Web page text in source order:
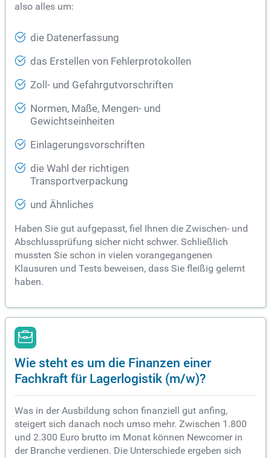
also alles um:
die Datenerfassung
das Erstellen von Fehlerprotokollen
Zoll- und Gefahrgutvorschriften
Normen, Maße, Mengen- und
Gewichtseinheiten
Einlagerungsvorschriften
die Wahl der richtigen
Transportverpackung
und Ähnliches
Haben Sie gut aufgepasst, fiel Ihnen die Zwischen- und
Abschlussprüfung sicher nicht schwer. Schließlich
mussten Sie schon in vielen vorangegangenen
Klausuren und Tests beweisen, dass Sie fleißig gelernt
haben.
Wie steht es um die Finanzen einer
Fachkraft für Lagerlogistik (m/w)?
Was in der Ausbildung schon finanziell gut anfing,
steigert sich danach noch umso mehr. Zwischen 1.800
und 2.300 Euro brutto im Monat können Newcomer in
der Branche verdienen. Die Unterschiede ergeben sich